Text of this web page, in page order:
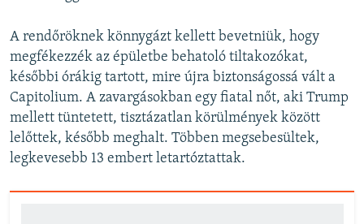
i
d
e
A rendőröknek könnygázt kellett bevetniük, hogy
megfékezzék az épületbe behatoló tiltakozókat,
későbbi órákig tartott, mire újra biztonságossá vált a
Capitolium. A zavargásokban egy fiatal nőt, aki Trump
mellett tüntetett, tisztázatlan körülmények között
lelőttek, később meghalt. Többen megsebesültek,
legkevesebb 13 embert letartóztattak.